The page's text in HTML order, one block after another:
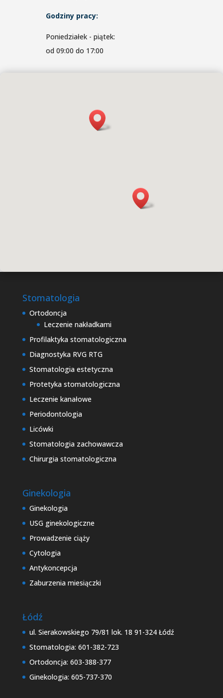
Godziny pracy:
Poniedziałek - piątek:
od 09:00 do 17:00
Stomatologia
Ortodoncja
Leczenie nakładkami
Profilaktyka stomatologiczna
Diagnostyka RVG RTG
Stomatologia estetyczna
Protetyka stomatologiczna
Leczenie kanałowe
Periodontologia
Licówki
Stomatologia zachowawcza
Chirurgia stomatologiczna
Ginekologia
Ginekologia
USG ginekologiczne
Prowadzenie ciąży
Cytologia
Antykoncepcja
Zaburzenia miesiączki
Łódź
ul. Sierakowskiego 79/81 lok. 18 91-324 Łódź
Stomatologia: 601-382-723
Ortodoncja: 603-388-377
Ginekologia: 605-737-370